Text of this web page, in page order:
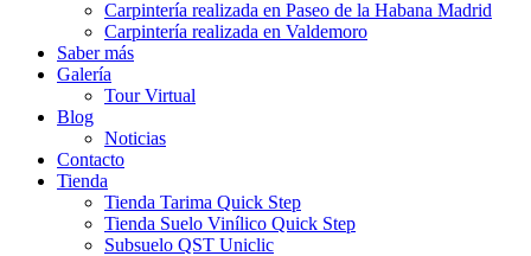
Carpintería realizada en Paseo de la Habana Madrid
Carpintería realizada en Valdemoro
Saber más
Galería
Tour Virtual
Blog
Noticias
Contacto
Tienda
Tienda Tarima Quick Step
Tienda Suelo Vinílico Quick Step
Subsuelo QST Uniclic